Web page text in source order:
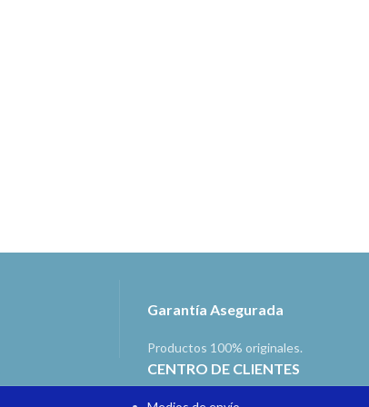
Garantía Asegurada
Productos 100% originales.
CENTRO DE CLIENTES